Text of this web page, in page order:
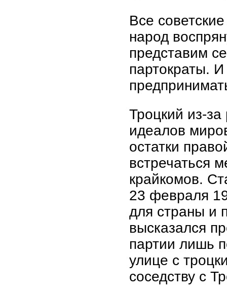
Все
народ
представим
партократы. И
Троцкий из-
идеалов
остатки
встречаться
крайкомов.
23 февраля
для страны и
высказался
партии лишь
улице с
соседству с